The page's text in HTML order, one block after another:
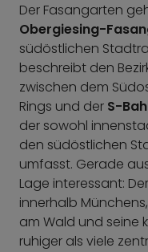
Der Fasangarten
Obergiesing-
südöstlichen
beschreibt den
zwischen dem
Rings und der S-
der sowohl
den südöstlichen
umfasst. Gerade
Lage interessant:
innerhalb
am Wald und seine
ruhiger als viele